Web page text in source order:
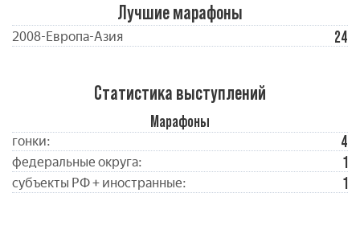
Лучшие марафоны
2008-Европа-Азия 24
Статистика выступлений
Марафоны
гонки: 4
федеральные округа: 1
субъекты РФ + иностранные: 1